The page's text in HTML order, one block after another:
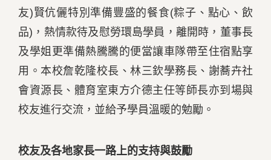
友)賢伉儷特別準備豐盛的餐食(粽子、點心、飲
品)，熱情款待及慰勞環島學員，離開時，董事長
及學姐更準備熱騰騰的便當讓車隊帶至住宿點享
用。本校詹乾隆校長、林三欽學務長、謝蕎卉社
會資源長、體育室東方介德主任等師長亦到場與
校友進行交流，並給予學員溫暖的勉勵。
校友及各地家長一路上的支持與鼓勵